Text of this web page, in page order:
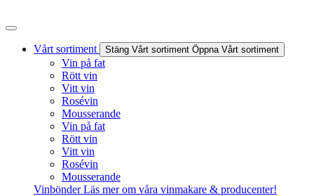
till
Vårt sortiment
Stäng Vårt sortiment Öppna Vårt sortiment
Vin på fat
Rött vin
Vitt vin
Rosévin
Mousserande
Vin på fat
Rött vin
Vitt vin
Rosévin
Mousserande
VinbönderLäs mer om våra vinmakare & producenter!